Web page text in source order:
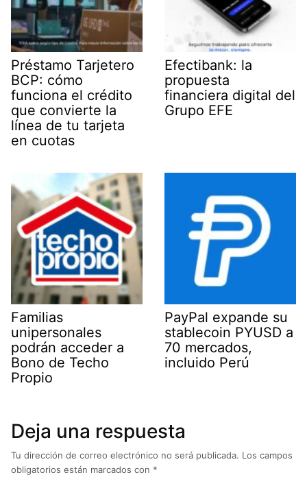
Préstamo Tarjetero
BCP: cómo
funciona el crédito
que convierte la
línea de tu tarjeta
en cuotas
Efectibank: la
propuesta
financiera digital del
Grupo EFE
Familias
unipersonales
podrán acceder a
Bono de Techo
Propio
PayPal expande su
stablecoin PYUSD a
70 mercados,
incluido Perú
Deja una respuesta
Tu dirección de correo electrónico no será publicada. Los campos
obligatorios están marcados con *